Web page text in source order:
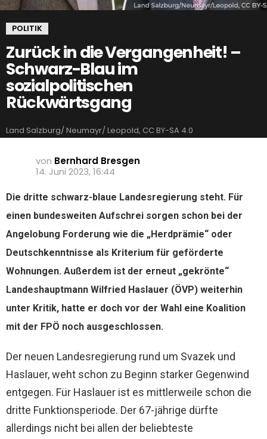
POLITIK
Zurück in die Vergangenheit! –
Schwarz-Blau im
sozialpolitischen
Rückwärtsgang
Land Salzburg/ Neumayr/ Leopold, CC BY-SA 4.0
von Bernhard Bresgen
14. Juni 2023, 16:44
Die dritte schwarz-blaue Landesregierung steht. Für
einen bundesweiten Aufschrei sorgen schon bei der
Angelobung Forderung wie die „Herdprämie“ oder
Deutschkenntnisse als Kriterium für geförderte
Wohnungen. Außerdem ist der erneut „gekrönte“
Landeshauptmann Wilfried Haslauer (ÖVP) weiterhin
unter Kritik, hatte er doch vor der Wahl eine Koalition
mit der FPÖ noch ausgeschlossen.
Der neuen Landesregierung rund um Svazek und
Haslauer, weht schon zu Beginn starker Gegenwind
entgegen. Für Haslauer ist es mittlerweile schon die
dritte Funktionsperiode. Der 67-jährige dürfte
allerdings nicht bei allen der beliebteste